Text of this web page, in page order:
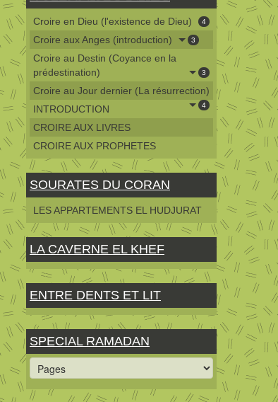
Croire en Dieu (l'existence de Dieu) 4
Croire aux Anges (introduction) 3
Croire au Destin (Coyance en la
prédestination)
3
Croire au Jour dernier (La résurrection)
4
INTRODUCTION
CROIRE AUX LIVRES
CROIRE AUX PROPHETES
SOURATES DU CORAN
LES APPARTEMENTS EL HUDJURAT
LA CAVERNE EL KHEF
ENTRE DENTS ET LIT
SPECIAL RAMADAN